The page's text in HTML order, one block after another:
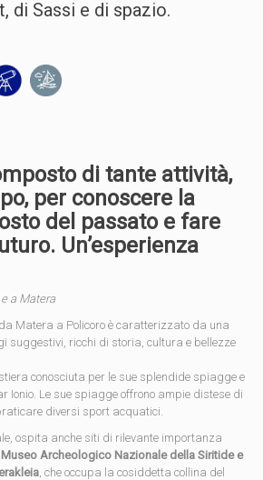
di Sassi e di spazio.
di tante attività,
per conoscere la
del passato e fare
Un’esperienza
a Matera
Matera a Policoro è caratterizzato da una
suggestivi, ricchi di storia, cultura e bellezze
conosciuta per le sue splendide spiagge e
Ionio. Le sue spiagge offrono ampie distese di
diversi sport acquatici.
ospita anche siti di rilevante importanza
Museo Archeologico Nazionale della Siritide e
, che occupa la cosiddetta collina del